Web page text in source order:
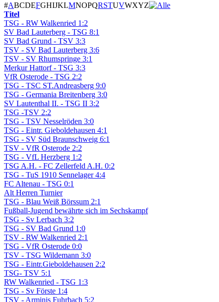
#ABCDEFGHIJKLMNOPQRSTUVWXYZ
Titel
TSG - RW Walkenried 1:2
SV Bad Lauterberg - TSG 8:1
SV Bad Grund - TSV 3:3
TSV - SV Bad Lauterberg 3:6
TSV - SV Rhumspringe 3:1
Merkur Hattorf - TSG 3:3
VfR Osterode - TSG 2:2
TSG - TSC ST.Andreasberg 9:0
TSG - Germania Breitenberg 3:0
SV Lautenthal II. - TSG II 3:2
TSG -TSV 2:2
TSG - TSV Nesselröden 3:0
TSG - Eintr. Gieboldehausen 4:1
TSG - SV Süd Braunschweig 6:1
TSV - VfR Osterode 2:2
TSG - VfL Herzberg 1:2
TSG A.H. - FC Zellerfeld A.H. 0:2
TSG - TuS 1910 Sennelager 4:4
FC Altenau - TSG 0:1
Alt Herren Turnier
TSG - Blau Weiß Börssum 2:1
Fußball-Jugend bewährte sich im Sechskampf
TSG - Sv Lerbach 3:2
TSG - SV Bad Grund 1:0
TSV - RW Walkenried 2:1
TSG - VfR Osterode 0:0
TSV - TSG Wildemann 3:0
TSG - Eintr.Gieboldehausen 2:2
TSG- TSV 5:1
RW Walkenried - TSG 1:3
TSG - Sv Förste 1:4
TSV - Arminis Fuhrbach 5:2